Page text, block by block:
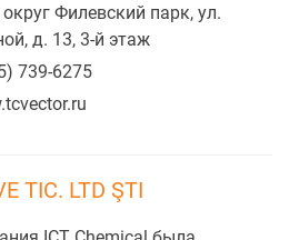
Филевский парк, ул.
д. 13, 3-й этаж
739-6275
TIC. LTD ŞTI